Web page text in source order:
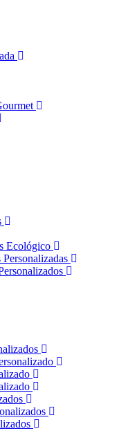
Ecológico